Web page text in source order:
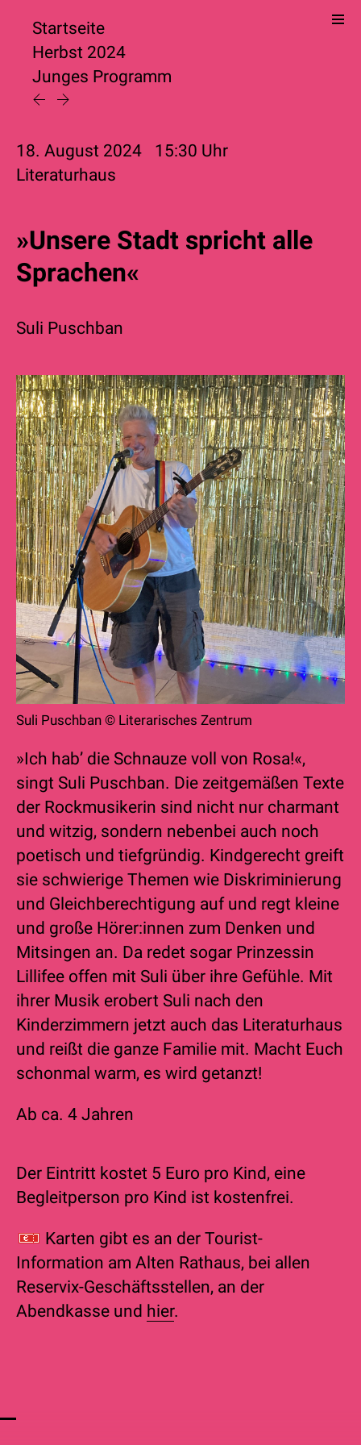
Startseite
Herbst 2024
Junges Programm
18. August 2024 15:30 Uhr
Literaturhaus
»Unsere Stadt spricht alle
Sprachen«
Suli Puschban
Suli Puschban © Literarisches Zentrum
»Ich hab’ die Schnauze voll von Rosa!«,
singt Suli Puschban. Die zeitgemäßen Texte
der Rockmusikerin sind nicht nur charmant
und witzig, sondern nebenbei auch noch
poetisch und tiefgründig. Kindgerecht greift
sie schwierige Themen wie Diskriminierung
und Gleichberechtigung auf und regt kleine
und große Hörer:innen zum Denken und
Mitsingen an. Da redet sogar Prinzessin
Lillifee offen mit Suli über ihre Gefühle. Mit
ihrer Musik erobert Suli nach den
Kinderzimmern jetzt auch das Literaturhaus
und reißt die ganze Familie mit. Macht Euch
schonmal warm, es wird getanzt!
Ab ca. 4 Jahren
Der Eintritt kostet 5 Euro pro Kind, eine
Begleitperson pro Kind ist kostenfrei.
Karten gibt es an der Tourist-
Information am Alten Rathaus, bei allen
Reservix-Geschäftsstellen, an der
Abendkasse und hier.